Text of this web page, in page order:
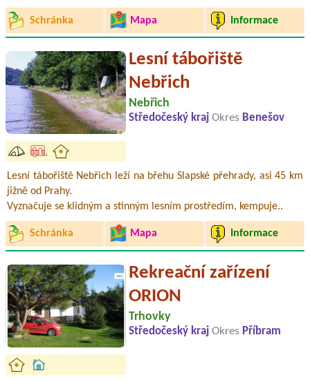
Schránka Mapa Informace
Lesní tábořiště
Nebřich
Nebřich
Středočeský kraj Okres Benešov
Lesní tábořiště Nebřich leží na břehu Slapské přehrady, asi 45 km
jižně od Prahy.
Vyznačuje se klidným a stinným lesním prostředím, kempuje..
Schránka Mapa Informace
Rekreační zařízení
ORION
Trhovky
Středočeský kraj Okres Příbram